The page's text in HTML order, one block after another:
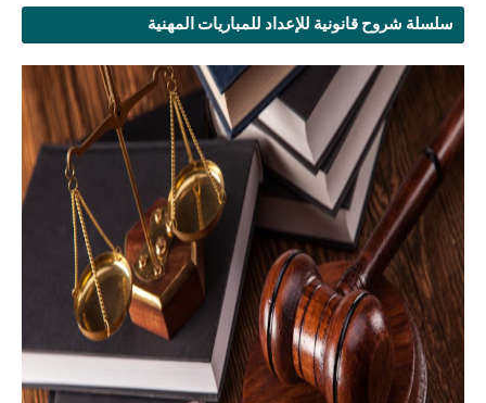
سلسلة شروح قانونية للإعداد للمباريات المهنية